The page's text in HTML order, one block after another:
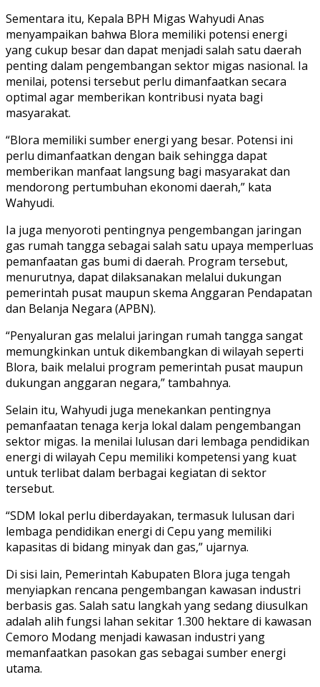
Sementara itu, Kepala BPH Migas Wahyudi Anas
menyampaikan bahwa Blora memiliki potensi energi
yang cukup besar dan dapat menjadi salah satu daerah
penting dalam pengembangan sektor migas nasional. Ia
menilai, potensi tersebut perlu dimanfaatkan secara
optimal agar memberikan kontribusi nyata bagi
masyarakat.
“Blora memiliki sumber energi yang besar. Potensi ini
perlu dimanfaatkan dengan baik sehingga dapat
memberikan manfaat langsung bagi masyarakat dan
mendorong pertumbuhan ekonomi daerah,” kata
Wahyudi.
Ia juga menyoroti pentingnya pengembangan jaringan
gas rumah tangga sebagai salah satu upaya memperluas
pemanfaatan gas bumi di daerah. Program tersebut,
menurutnya, dapat dilaksanakan melalui dukungan
pemerintah pusat maupun skema Anggaran Pendapatan
dan Belanja Negara (APBN).
“Penyaluran gas melalui jaringan rumah tangga sangat
memungkinkan untuk dikembangkan di wilayah seperti
Blora, baik melalui program pemerintah pusat maupun
dukungan anggaran negara,” tambahnya.
Selain itu, Wahyudi juga menekankan pentingnya
pemanfaatan tenaga kerja lokal dalam pengembangan
sektor migas. Ia menilai lulusan dari lembaga pendidikan
energi di wilayah Cepu memiliki kompetensi yang kuat
untuk terlibat dalam berbagai kegiatan di sektor
tersebut.
“SDM lokal perlu diberdayakan, termasuk lulusan dari
lembaga pendidikan energi di Cepu yang memiliki
kapasitas di bidang minyak dan gas,” ujarnya.
Di sisi lain, Pemerintah Kabupaten Blora juga tengah
menyiapkan rencana pengembangan kawasan industri
berbasis gas. Salah satu langkah yang sedang diusulkan
adalah alih fungsi lahan sekitar 1.300 hektare di kawasan
Cemoro Modang menjadi kawasan industri yang
memanfaatkan pasokan gas sebagai sumber energi
utama.